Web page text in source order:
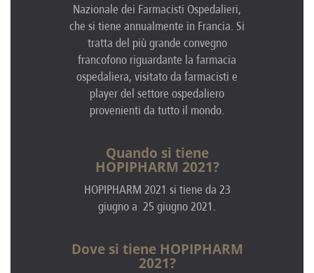
Nazionale dei Farmacisti Ospedalieri,
che si tiene annualmente in Francia. Si
tratta del più grande convegno
francofono riguardante la farmacia
ospedaliera, visitato da farmacisti e
player del settore ospedaliero
provenienti da tutto il mondo.
Quando si tiene
HOPIPHARM 2021?
HOPIPHARM 2021 si tiene da 23
giugno a 25 giugno 2021.
Dove si tiene HOPIPHARM
2021?